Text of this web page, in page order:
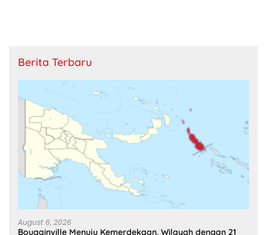
Berita Terbaru
August 6, 2026
Bougainville Menuju Kemerdekaan, Wilayah dengan 21